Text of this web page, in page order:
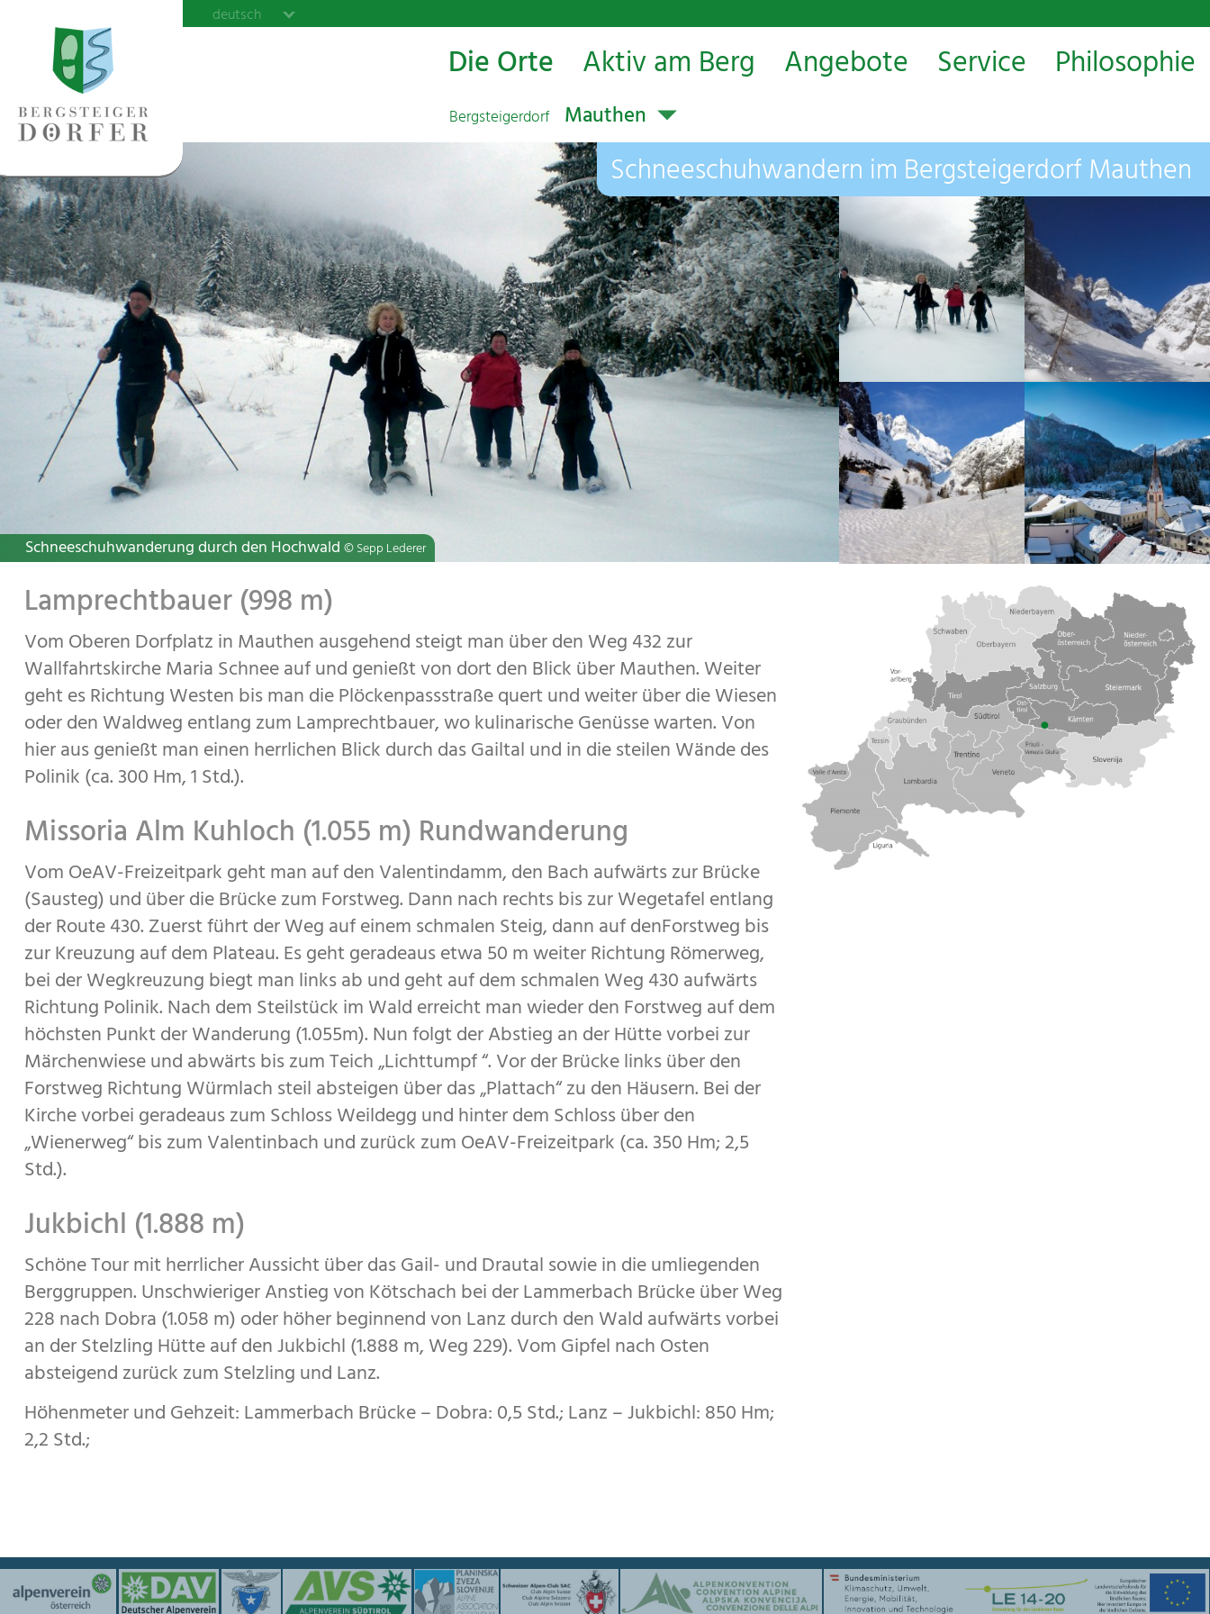
deutsch
Philosophie
Service
Angebote
Aktiv am Berg
Die Orte
Bergsteigerdorf Mauthen
Schneeschuhwandern im Bergsteigerdorf Mauthen
Mauthen an einem herrlichen Wintertag© ÖAV Sektion Obergailtal-Lesachtal
Obere Valentinalm© Sepp Lederer
Blick ins Valentintal mit Kellerwand © Jan Salcher
Schneeschuhwanderung durch den Hochwald © Sepp Lederer
Lamprechtbauer (998 m)
Vom Oberen Dorfplatz in Mauthen ausgehend steigt man über den Weg 432 zur
Wallfahrtskirche Maria Schnee auf und genießt von dort den Blick über Mauthen. Weiter
geht es Richtung Westen bis man die Plöckenpassstraße quert und weiter über die Wiesen
oder den Waldweg entlang zum Lamprechtbauer, wo kulinarische Genüsse warten. Von
hier aus genießt man einen herrlichen Blick durch das Gailtal und in die steilen Wände des
Polinik (ca. 300 Hm, 1 Std.).
Missoria Alm Kuhloch (1.055 m) Rundwanderung
Vom OeAV-Freizeitpark geht man auf den Valentindamm, den Bach aufwärts zur Brücke
(Sausteg) und über die Brücke zum Forstweg. Dann nach rechts bis zur Wegetafel entlang
der Route 430. Zuerst führt der Weg auf einem schmalen Steig, dann auf denForstweg bis
zur Kreuzung auf dem Plateau. Es geht geradeaus etwa 50 m weiter Richtung Römerweg,
bei der Wegkreuzung biegt man links ab und geht auf dem schmalen Weg 430 aufwärts
Richtung Polinik. Nach dem Steilstück im Wald erreicht man wieder den Forstweg auf dem
höchsten Punkt der Wanderung (1.055m). Nun folgt der Abstieg an der Hütte vorbei zur
Märchenwiese und abwärts bis zum Teich „Lichttumpf “. Vor der Brücke links über den
Forstweg Richtung Würmlach steil absteigen über das „Plattach“ zu den Häusern. Bei der
Kirche vorbei geradeaus zum Schloss Weildegg und hinter dem Schloss über den
„Wienerweg“ bis zum Valentinbach und zurück zum OeAV-Freizeitpark (ca. 350 Hm; 2,5
Std.).
Jukbichl (1.888 m)
Schöne Tour mit herrlicher Aussicht über das Gail- und Drautal sowie in die umliegenden
Berggruppen. Unschwieriger Anstieg von Kötschach bei der Lammerbach Brücke über Weg
228 nach Dobra (1.058 m) oder höher beginnend von Lanz durch den Wald aufwärts vorbei
an der Stelzling Hütte auf den Jukbichl (1.888 m, Weg 229). Vom Gipfel nach Osten
absteigend zurück zum Stelzling und Lanz.
Höhenmeter und Gehzeit: Lammerbach Brücke – Dobra: 0,5 Std.; Lanz – Jukbichl: 850 Hm;
2,2 Std.;
Zusatzinformationen
Bergsteigerdörfer Unterstützer und Initiatoren